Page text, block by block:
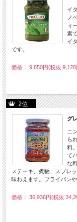
イ
ノ
ィ
素
イ
です。
価格： 9,850円(税抜
2位
グ
ニ
ら
料
て
な
ステーキ、煮物、スプレ
味わえます。フライパン
価格： 36,936円(税抜